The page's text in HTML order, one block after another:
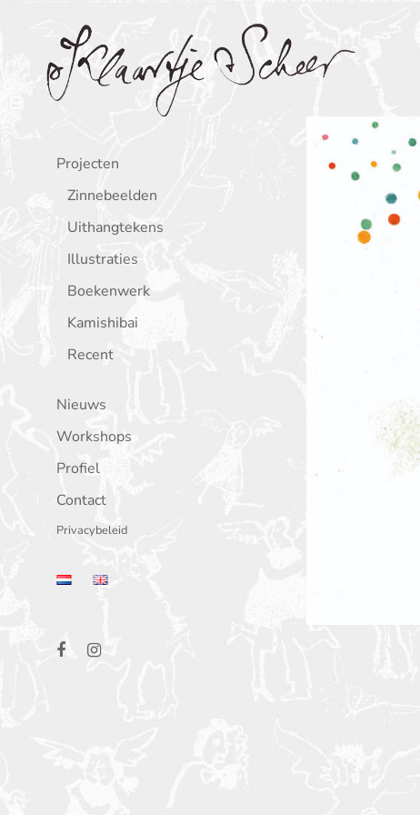
Klaartje Scheer
Projecten
Zinnebeelden
Uithangtekens
Illustraties
Boekenwerk
Kamishibai
Recent
Nieuws
Workshops
Profiel
Contact
Privacybeleid